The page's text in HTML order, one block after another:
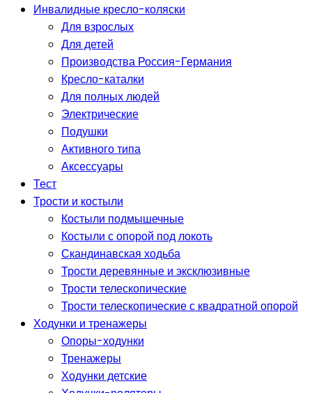
Инвалидные кресло-коляски
Для взрослых
Для детей
Производства Россия-Германия
Кресло-каталки
Для полных людей
Электрические
Подушки
Активного типа
Аксессуары
Тест
Трости и костыли
Костыли подмышечные
Костыли с опорой под локоть
Скандинавская ходьба
Трости деревянные и эксклюзивные
Трости телескопические
Трости телескопические с квадратной опорой
Ходунки и тренажеры
Опоры-ходунки
Тренажеры
Ходунки детские